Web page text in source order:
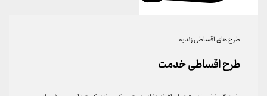
طرح های اقساطی زندیه
طرح اقساطی خدمت